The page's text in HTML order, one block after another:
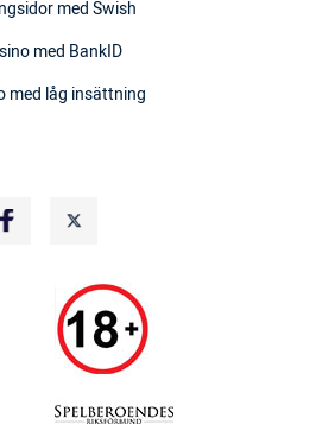
med Swish
med BankID
med låg insättning